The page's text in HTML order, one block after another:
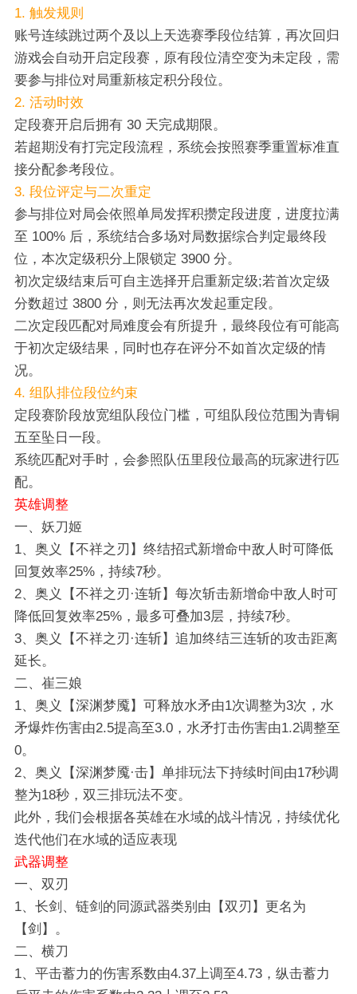
1. 触发规则
账号连续跳过两个及以上天选赛季段位结算，再次回归
游戏会自动开启定段赛，原有段位清空变为未定段，需
要参与排位对局重新核定积分段位。
2. 活动时效
定段赛开启后拥有 30 天完成期限。
若超期没有打完定段流程，系统会按照赛季重置标准直
接分配参考段位。
3. 段位评定与二次重定
参与排位对局会依照单局发挥积攒定段进度，进度拉满
至 100% 后，系统结合多场对局数据综合判定最终段
位，本次定级积分上限锁定 3900 分。
初次定级结束后可自主选择开启重新定级;若首次定级
分数超过 3800 分，则无法再次发起重定段。
二次定段匹配对局难度会有所提升，最终段位有可能高
于初次定级结果，同时也存在评分不如首次定级的情
况。
4. 组队排位段位约束
定段赛阶段放宽组队段位门槛，可组队段位范围为青铜
五至坠日一段。
系统匹配对手时，会参照队伍里段位最高的玩家进行匹
配。
英雄调整
一、妖刀姬
1、奥义【不祥之刃】终结招式新增命中敌人时可降低
回复效率25%，持续7秒。
2、奥义【不祥之刃·连斩】每次斩击新增命中敌人时可
降低回复效率25%，最多可叠加3层，持续7秒。
3、奥义【不祥之刃·连斩】追加终结三连斩的攻击距离
延长。
二、崔三娘
1、奥义【深渊梦魇】可释放水矛由1次调整为3次，水
矛爆炸伤害由2.5提高至3.0，水矛打击伤害由1.2调整至
0。
2、奥义【深渊梦魇·击】单排玩法下持续时间由17秒调
整为18秒，双三排玩法不变。
此外，我们会根据各英雄在水域的战斗情况，持续优化
迭代他们在水域的适应表现
武器调整
一、双刃
1、长剑、链剑的同源武器类别由【双刃】更名为
【剑】。
二、横刀
1、平击蓄力的伤害系数由4.37上调至4.73，纵击蓄力